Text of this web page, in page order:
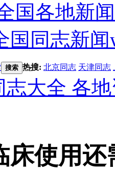
国各地新闻
国同志新闻
搜索 热搜: 北京同志 天津同志
志大全 各
床使用还